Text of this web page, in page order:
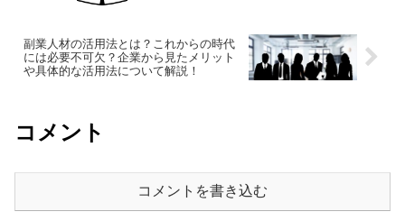
副業人材の活用法とは？これからの時代
には必要不可欠？企業から見たメリット
や具体的な活用法について解説！
コメント
コメントを書き込む